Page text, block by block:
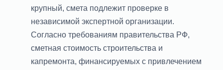
крупный, смета подлежит проверке в
независимой экспертной организации.
Согласно требованиям правительства РФ,
сметная стоимость строительства и
капремонта, финансируемых с привлечением